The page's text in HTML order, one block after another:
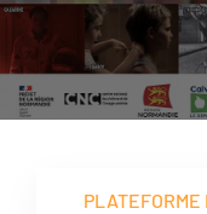
PLATEFORME